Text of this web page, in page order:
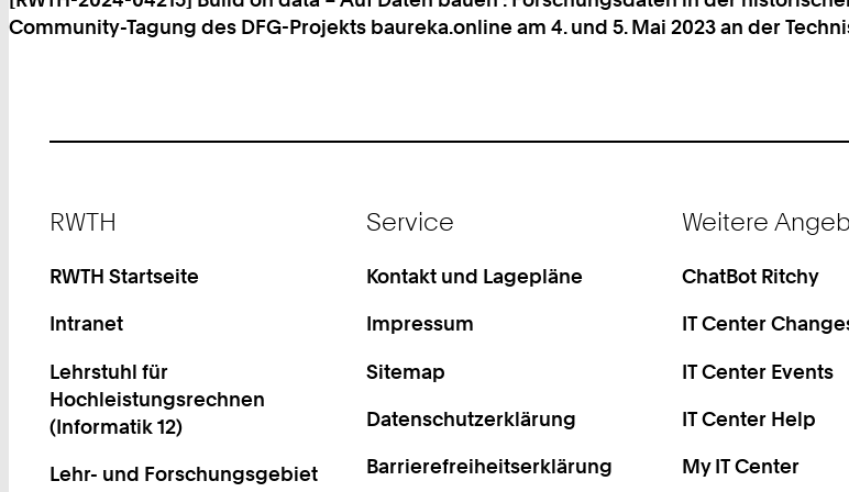
Community-Tagung des DFG-Projekts baureka.online am 4. und 5. Mai 2023 an der
RWTH
RWTH Startseite
Intranet
Lehrstuhl für
Hochleistungsrechnen
(Informatik 12)
Lehr- und Forschungsgebiet
Service
Kontakt und Lagepläne
Impressum
Sitemap
Datenschutzerklärung
Barrierefreiheitserklärung
Weitere
ChatBot Ritchy
IT Center
IT Center Events
IT Center Help
My IT Center